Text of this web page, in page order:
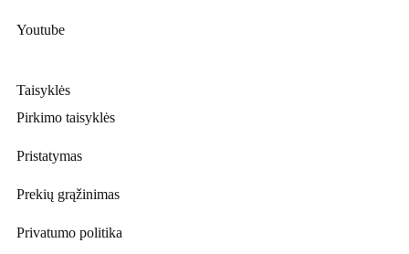
Youtube
Taisyklės
Pirkimo taisyklės
Pristatymas
Prekių grąžinimas
Privatumo politika